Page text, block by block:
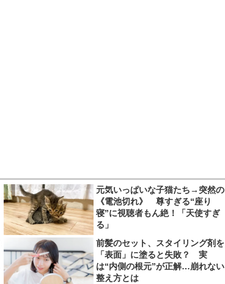
元気いっぱいな子猫たち→突然の
《電池切れ》 尊すぎる“座り
寝”に視聴者もん絶！「天使すぎ
る」
前髪のセット、スタイリング剤を
「表面」に塗ると失敗？ 実
は“内側の根元”が正解…崩れない
整え方とは